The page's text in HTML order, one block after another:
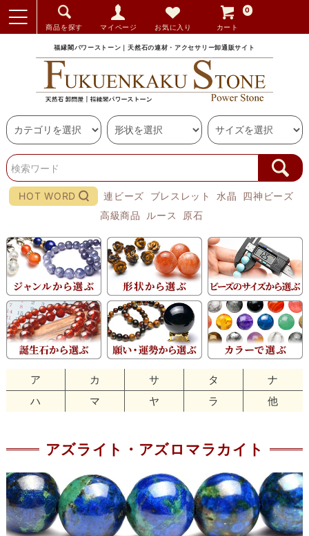
商品を探す マイページ お気に入り カート
0
福縁閣パワーストーン｜天然石の連材・アクセサリー卸通販サイト
HOT WORD 連ビーズ ブレスレット 水晶
四神ビーズ
高級商品
ルース 原石
ア カ サ タ
ナ
ハ
マ ヤ ラ 他
アズライト・アズロマラカイト